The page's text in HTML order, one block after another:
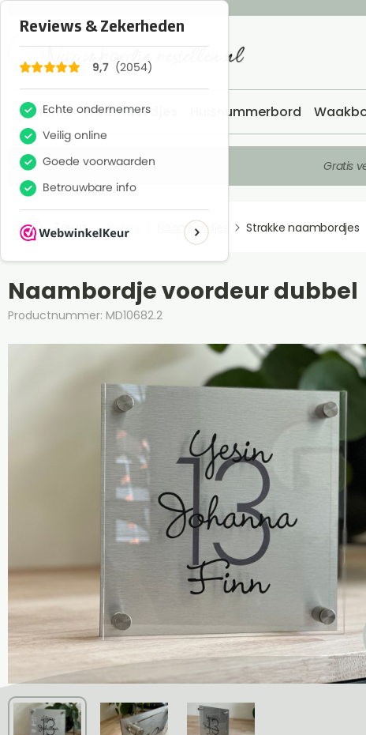
Home Naambordjes Huisnummerbord
Gratis
Terug Home Naambordjes Strakke naambordjes
Naambordje voordeur dubbel
Productnummer: MD10682.2